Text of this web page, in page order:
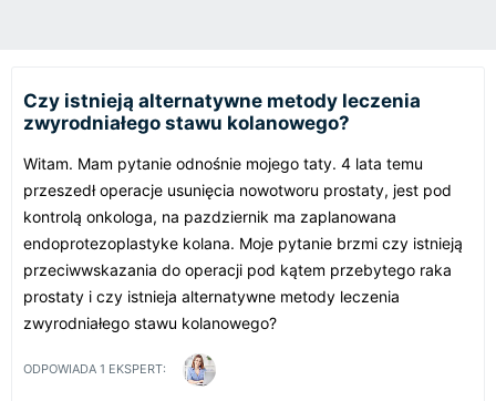
Czy istnieją alternatywne metody leczenia
zwyrodniałego stawu kolanowego?
Witam. Mam pytanie odnośnie mojego taty. 4 lata temu
przeszedł operacje usunięcia nowotworu prostaty, jest pod
kontrolą onkologa, na pazdziernik ma zaplanowana
endoprotezoplastyke kolana. Moje pytanie brzmi czy istnieją
przeciwwskazania do operacji pod kątem przebytego raka
prostaty i czy istnieja alternatywne metody leczenia
zwyrodniałego stawu kolanowego?
ODPOWIADA 1 EKSPERT: